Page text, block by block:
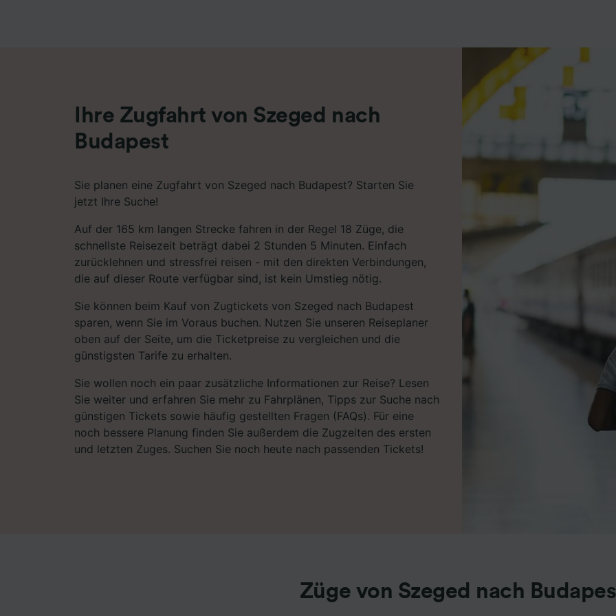
Ihre Zugfahrt von Szeged nach
Budapest
Sie planen eine Zugfahrt von Szeged nach Budapest? Starten Sie
jetzt Ihre Suche!
Auf der 165 km langen Strecke fahren in der Regel 18 Züge, die
schnellste Reisezeit beträgt dabei 2 Stunden 5 Minuten. Einfach
zurücklehnen und stressfrei reisen - mit den direkten Verbindungen,
die auf dieser Route verfügbar sind, ist kein Umstieg nötig.
Sie können beim Kauf von Zugtickets von Szeged nach Budapest
sparen, wenn Sie im Voraus buchen. Nutzen Sie unseren Reiseplaner
oben auf der Seite, um die Ticketpreise zu vergleichen und die
günstigsten Tarife zu erhalten.
Sie wollen noch ein paar zusätzliche Informationen zur Reise? Lesen
Sie weiter und erfahren Sie mehr zu Fahrplänen, Tipps zur Suche nach
günstigen Tickets sowie häufig gestellten Fragen (FAQs). Für eine
noch bessere Planung finden Sie außerdem die Zugzeiten des ersten
und letzten Zuges. Suchen Sie noch heute nach passenden Tickets!
Züge von Szeged nach